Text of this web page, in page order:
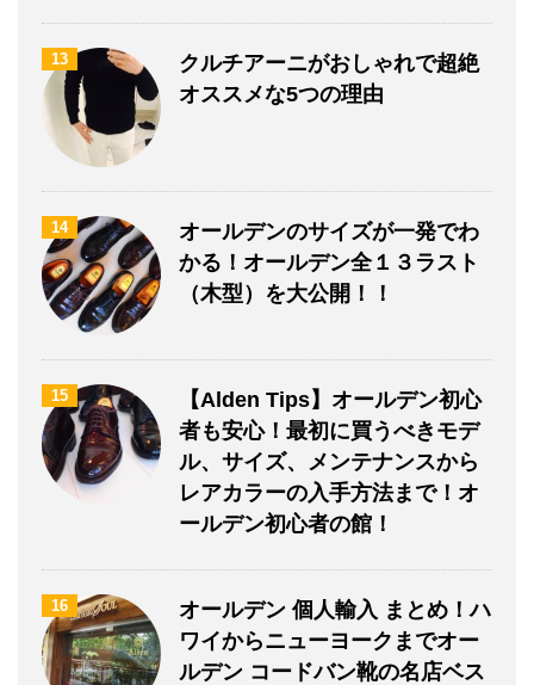
13
クルチアーニがおしゃれで超絶
オススメな5つの理由
14
オールデンのサイズが一発でわ
かる！オールデン全１３ラスト
（木型）を大公開！！
15
【Alden Tips】オールデン初心
者も安心！最初に買うべきモデ
ル、サイズ、メンテナンスから
レアカラーの入手方法まで！オ
ールデン初心者の館！
16
オールデン 個人輸入 まとめ！ハ
ワイからニューヨークまでオー
ルデン コードバン靴の名店ベス